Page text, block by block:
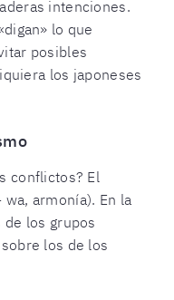
intenciones.
lo que
posibles
los japoneses
conflictos? El
armonía). En la
los grupos
los de los